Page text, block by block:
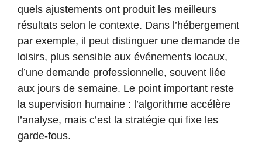
quels ajustements ont produit les meilleurs
résultats selon le contexte. Dans l’hébergement
par exemple, il peut distinguer une demande de
loisirs, plus sensible aux événements locaux,
d’une demande professionnelle, souvent liée
aux jours de semaine. Le point important reste
la supervision humaine : l’algorithme accélère
l’analyse, mais c’est la stratégie qui fixe les
garde-fous.